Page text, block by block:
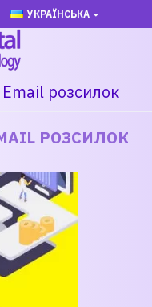
УКРАЇНСЬКА
розсилок
РОЗСИЛОК